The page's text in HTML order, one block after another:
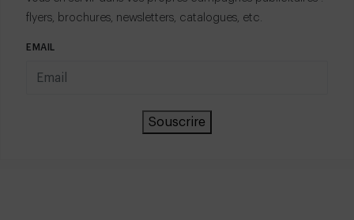
flyers, brochures, newsletters, catalogues, etc.
EMAIL
Souscrire